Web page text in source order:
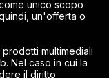
unico scopo
un'offerta o
multimediali
Nel caso in cui la
il diritto